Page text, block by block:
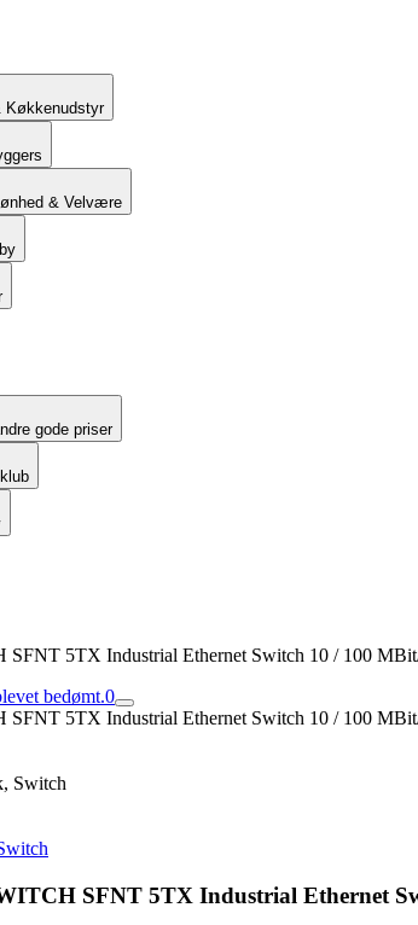
Køkkenudstyr
& Velvære
gode priser
SFNT 5TX Industrial Ethernet Switch 10 / 100
bedømt.0
SFNT 5TX Industrial Ethernet Switch 10 / 100
Switch
SFNT 5TX Industrial Ethernet